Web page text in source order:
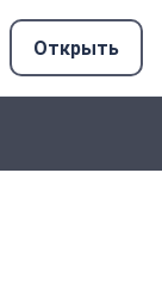
Открыть